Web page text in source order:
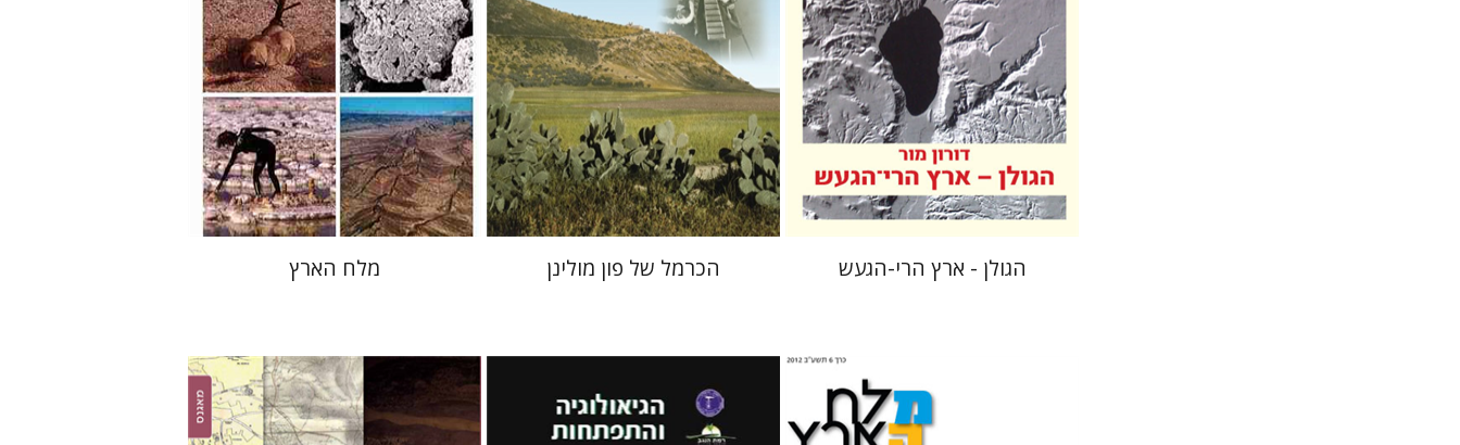
הנחת אתר ספר מודפס
$33
$30
הגולן - ארץ הרי-הגעש
הנחת אתר ספר מודפס
$42
$38
הכרמל של פון מולינן
הנחת אתר ספר מודפס
$21
$19
מלח הארץ
עמיר אידלמן עזרא זילברמן
יואב